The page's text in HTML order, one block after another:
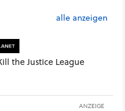
alle anzeigen
the Justice League
ANZEIGE